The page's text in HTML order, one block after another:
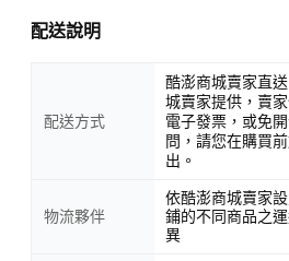
配送說明
配送方式
酷澎商城賣家直
城賣家提供，賣
電子發票，或免
問，請您在購買
出。
物流夥伴
依酷澎商城賣家
鋪的不同商品之
異